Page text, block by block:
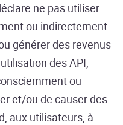
ne pas utiliser
ou indirectement
générer des revenus
des API,
ou
et/ou de causer des
aux utilisateurs, à